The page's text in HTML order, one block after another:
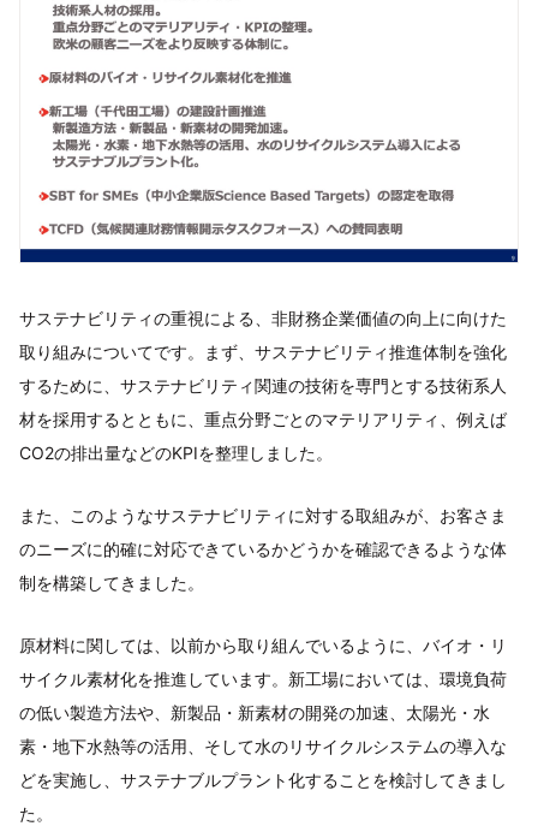
サステナビリティの重視による、非財務企業価値の向上に向けた
取り組みについてです。まず、サステナビリティ推進体制を強化
するために、サステナビリティ関連の技術を専門とする技術系人
材を採用するとともに、重点分野ごとのマテリアリティ、例えば
CO2の排出量などのKPIを整理しました。
また、このようなサステナビリティに対する取組みが、お客さま
のニーズに的確に対応できているかどうかを確認できるような体
制を構築してきました。
原材料に関しては、以前から取り組んでいるように、バイオ・リ
サイクル素材化を推進しています。新工場においては、環境負荷
の低い製造方法や、新製品・新素材の開発の加速、太陽光・水
素・地下水熱等の活用、そして水のリサイクルシステムの導入な
どを実施し、サステナブルプラント化することを検討してきまし
た。